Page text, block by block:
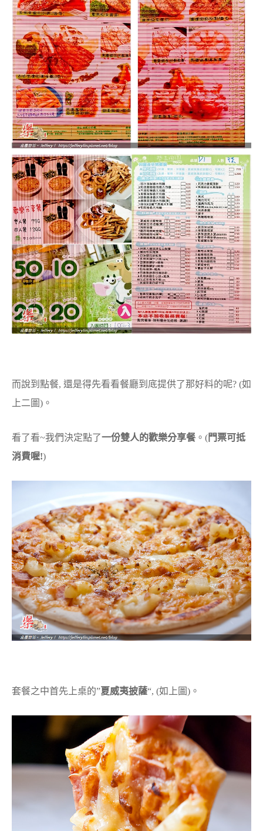
而說到點餐, 還是得先看看餐廳到底提供了那好料的呢? (如
上二圖)。
看了看~我們決定點了一份雙人的歡樂分享餐 。(門票可抵
消費喔!)
套餐之中首先上桌的”夏威夷披薩“, (如上圖)。